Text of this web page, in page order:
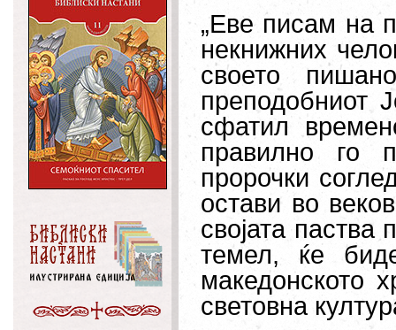
„Еве писам на
некнижних
своето
преподобниот
сфатил
правилно го
пророчки
остави во
својата
темел, ќе
македонското
световна